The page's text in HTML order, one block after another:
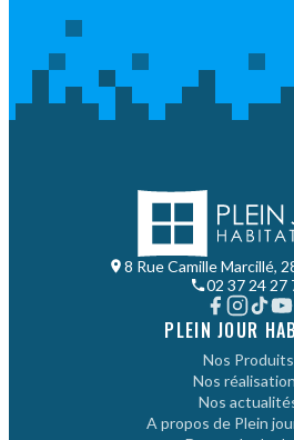
8 Rue Camille Marcillé,
02 37 24 27
PLEIN JOUR
Nos Produits
Nos
Nos
A propos de Plein